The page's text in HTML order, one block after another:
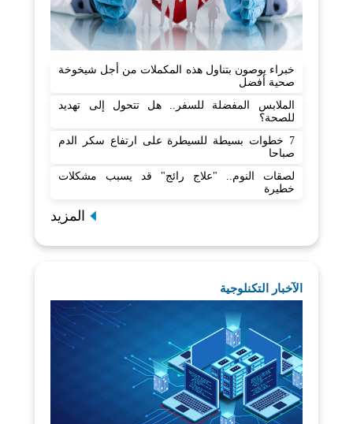
خبراء يوصون بتناول هذه المكملات من أجل شيخوخة
صحية أفضل
الملابس المفضلة للسفر.. هل تتحول إلى تهديد
للصحة؟
7 خطوات بسيطة للسيطرة على ارتفاع سكر الدم
صباحا
لصقات النوم.. "علاج رائج" قد يسبب مشكلات
خطيرة
المزيد
الآخبار التكنلوجية